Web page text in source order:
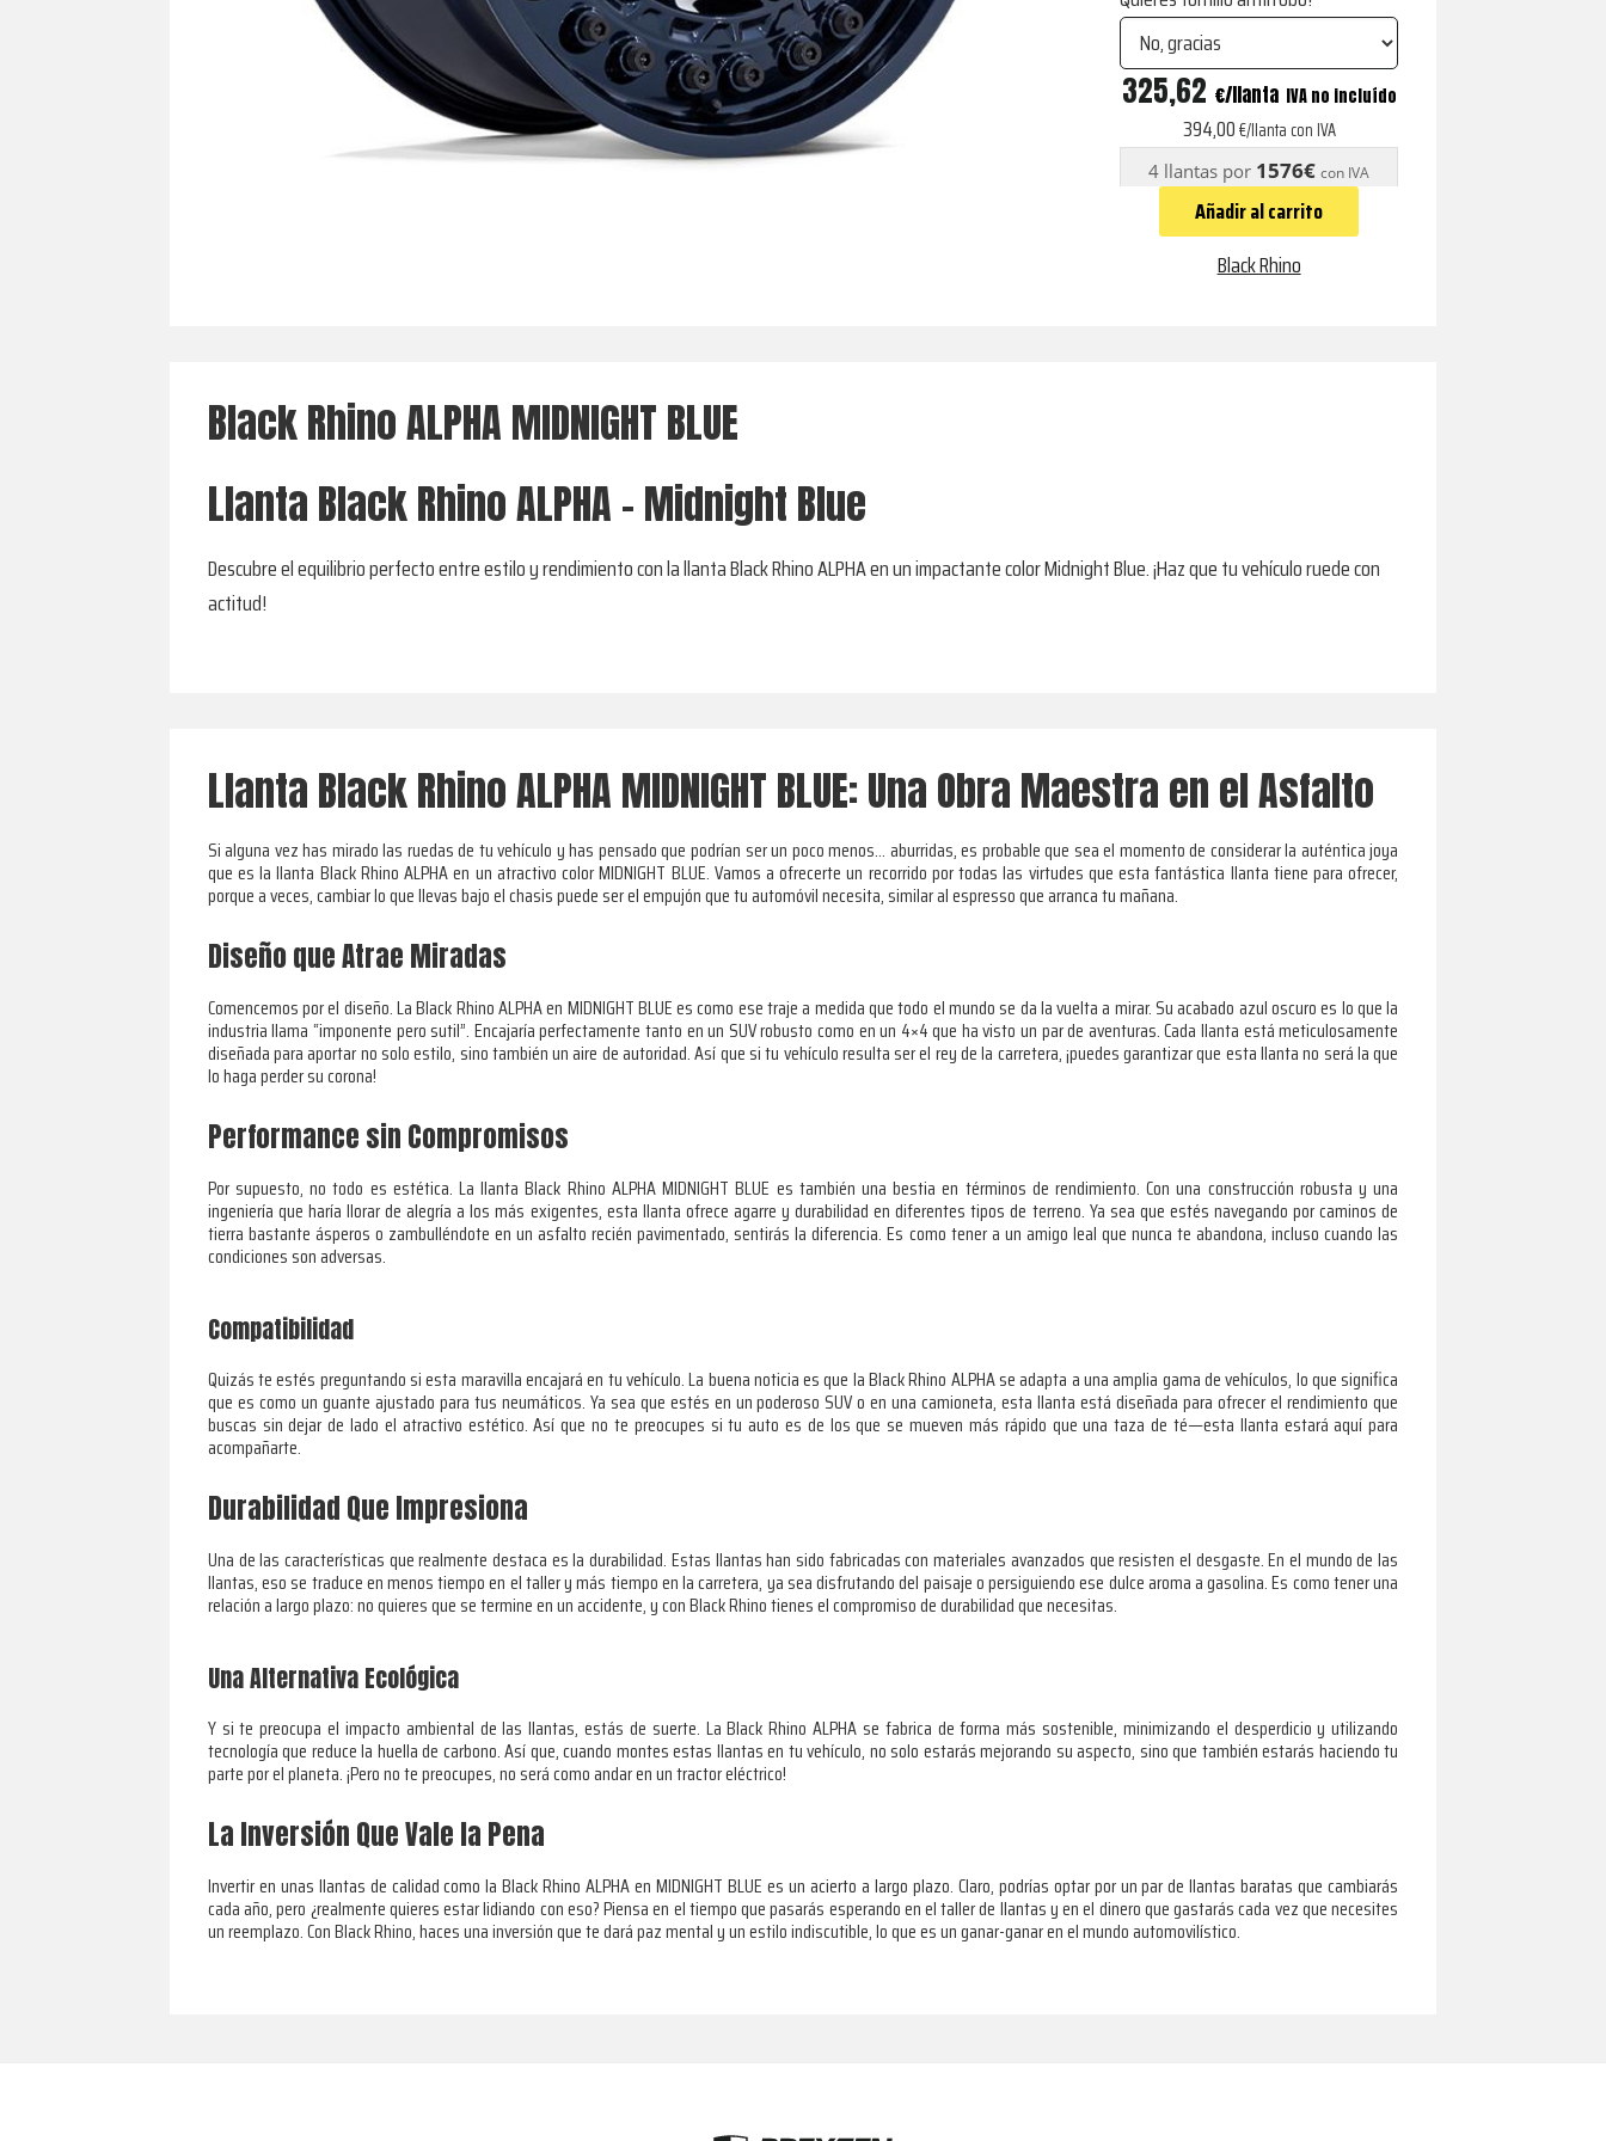
ALPHA
MIDNIGHT
BLUE
cantidad
325,62 € IVA no incluído
394,00€/llanta con IVA
4 llantas por 1576€ con IVA
Añadir al carrito
Black Rhino
Black Rhino ALPHA MIDNIGHT BLUE
Llanta Black Rhino ALPHA - Midnight Blue
Descubre el equilibrio perfecto entre estilo y rendimiento con la llanta Black Rhino ALPHA en un impactante color Midnight Blue. ¡Haz que tu vehículo ruede con
actitud!
Llanta Black Rhino ALPHA MIDNIGHT BLUE: Una Obra Maestra en el Asfalto
Si alguna vez has mirado las ruedas de tu vehículo y has pensado que podrían ser un poco menos… aburridas, es probable que sea el momento de considerar la auténtica joya
que es la llanta Black Rhino ALPHA en un atractivo color MIDNIGHT BLUE. Vamos a ofrecerte un recorrido por todas las virtudes que esta fantástica llanta tiene para ofrecer,
porque a veces, cambiar lo que llevas bajo el chasis puede ser el empujón que tu automóvil necesita, similar al espresso que arranca tu mañana.
Diseño que Atrae Miradas
Comencemos por el diseño. La Black Rhino ALPHA en MIDNIGHT BLUE es como ese traje a medida que todo el mundo se da la vuelta a mirar. Su acabado azul oscuro es lo que la
industria llama “imponente pero sutil”. Encajaría perfectamente tanto en un SUV robusto como en un 4×4 que ha visto un par de aventuras. Cada llanta está meticulosamente
diseñada para aportar no solo estilo, sino también un aire de autoridad. Así que si tu vehículo resulta ser el rey de la carretera, ¡puedes garantizar que esta llanta no será la que
lo haga perder su corona!
Performance sin Compromisos
Por supuesto, no todo es estética. La llanta Black Rhino ALPHA MIDNIGHT BLUE es también una bestia en términos de rendimiento. Con una construcción robusta y una
ingeniería que haría llorar de alegría a los más exigentes, esta llanta ofrece agarre y durabilidad en diferentes tipos de terreno. Ya sea que estés navegando por caminos de
tierra bastante ásperos o zambulléndote en un asfalto recién pavimentado, sentirás la diferencia. Es como tener a un amigo leal que nunca te abandona, incluso cuando las
condiciones son adversas.
Compatibilidad
Quizás te estés preguntando si esta maravilla encajará en tu vehículo. La buena noticia es que la Black Rhino ALPHA se adapta a una amplia gama de vehículos, lo que significa
que es como un guante ajustado para tus neumáticos. Ya sea que estés en un poderoso SUV o en una camioneta, esta llanta está diseñada para ofrecer el rendimiento que
buscas sin dejar de lado el atractivo estético. Así que no te preocupes si tu auto es de los que se mueven más rápido que una taza de té—esta llanta estará aquí para
acompañarte.
Durabilidad Que Impresiona
Una de las características que realmente destaca es la durabilidad. Estas llantas han sido fabricadas con materiales avanzados que resisten el desgaste. En el mundo de las
llantas, eso se traduce en menos tiempo en el taller y más tiempo en la carretera, ya sea disfrutando del paisaje o persiguiendo ese dulce aroma a gasolina. Es como tener una
relación a largo plazo: no quieres que se termine en un accidente, y con Black Rhino tienes el compromiso de durabilidad que necesitas.
Una Alternativa Ecológica
Y si te preocupa el impacto ambiental de las llantas, estás de suerte. La Black Rhino ALPHA se fabrica de forma más sostenible, minimizando el desperdicio y utilizando
tecnología que reduce la huella de carbono. Así que, cuando montes estas llantas en tu vehículo, no solo estarás mejorando su aspecto, sino que también estarás haciendo tu
parte por el planeta. ¡Pero no te preocupes, no será como andar en un tractor eléctrico!
La Inversión Que Vale la Pena
Invertir en unas llantas de calidad como la Black Rhino ALPHA en MIDNIGHT BLUE es un acierto a largo plazo. Claro, podrías optar por un par de llantas baratas que cambiarás
cada año, pero ¿realmente quieres estar lidiando con eso? Piensa en el tiempo que pasarás esperando en el taller de llantas y en el dinero que gastarás cada vez que necesites
un reemplazo. Con Black Rhino, haces una inversión que te dará paz mental y un estilo indiscutible, lo que es un ganar-ganar en el mundo automovilístico.